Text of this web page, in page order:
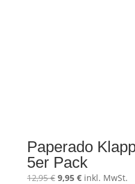
Paperado
5er Pack
12,95€ Ursprünglicher
9,95 €Aktueller
inkl. MwSt.